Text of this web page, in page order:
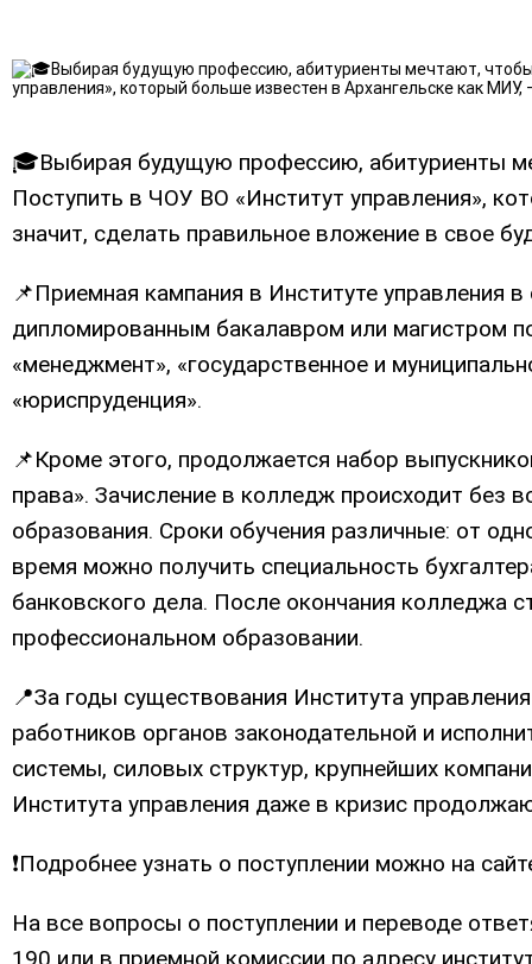
🎓Выбирая будущую профессию, абитуриенты
Поступить в ЧОУ ВО «Институт управления»,
значит, сделать правильное вложение в свое
📌Приемная кампания в Институте управления
дипломированным бакалавром или магистром
«менеджмент», «государственное и
«юриспруденция».
📌Кроме этого, продолжается набор
права». Зачисление в колледж происходит без
образования. Сроки обучения различные: от
время можно получить специальность
банковского дела. После окончания колледжа
профессиональном образовании.
📍За годы существования Института
работников органов законодательной и
системы, силовых структур, крупнейших
Института управления даже в кризис
❗️Подробнее узнать о поступлении можно на
На все вопросы о поступлении и переводе